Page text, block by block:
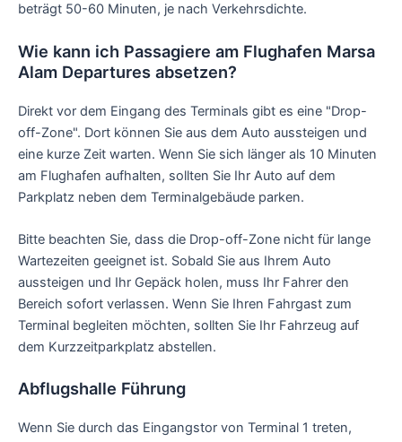
beträgt 50-60 Minuten, je nach Verkehrsdichte.
Wie kann ich Passagiere am Flughafen Marsa
Alam Departures absetzen?
Direkt vor dem Eingang des Terminals gibt es eine "Drop-
off-Zone". Dort können Sie aus dem Auto aussteigen und
eine kurze Zeit warten. Wenn Sie sich länger als 10 Minuten
am Flughafen aufhalten, sollten Sie Ihr Auto auf dem
Parkplatz neben dem Terminalgebäude parken.
Bitte beachten Sie, dass die Drop-off-Zone nicht für lange
Wartezeiten geeignet ist. Sobald Sie aus Ihrem Auto
aussteigen und Ihr Gepäck holen, muss Ihr Fahrer den
Bereich sofort verlassen. Wenn Sie Ihren Fahrgast zum
Terminal begleiten möchten, sollten Sie Ihr Fahrzeug auf
dem Kurzzeitparkplatz abstellen.
Abflugshalle Führung
Wenn Sie durch das Eingangstor von Terminal 1 treten,